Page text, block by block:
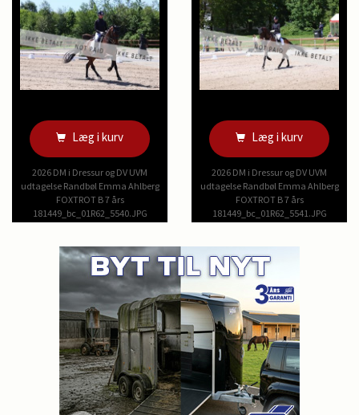
Læg i kurv
2026 DM i Dressur og DV UVM
udtagelse Randbøl Emma Ahlberg
FOXTROT B 7 års
181449_bc_01R62_5540.JPG
Læg i kurv
2026 DM i Dressur og DV UVM
udtagelse Randbøl Emma Ahlberg
FOXTROT B 7 års
181449_bc_01R62_5541.JPG